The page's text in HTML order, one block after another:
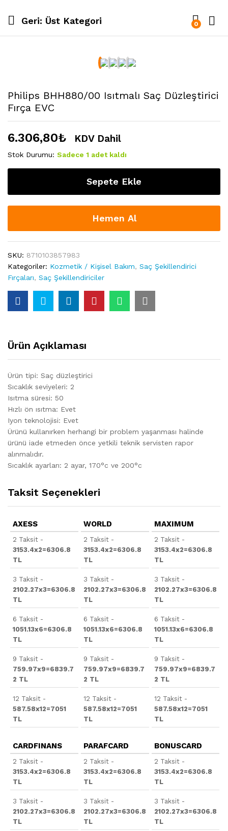
Geri: Üst Kategori 0
Philips BHH880/00 Isıtmalı Saç Düzleştirici
Fırça EVC
6.306,80₺ KDV Dahil
Stok Durumu: Sadece 1 adet kaldı
Sepete Ekle
Hemen Al
SKU: 8710103857983
Kategoriler: Kozmetik / Kişisel Bakım, Saç Şekillendirici
Fırçaları, Saç Şekillendiriciler
Ürün Açıklaması
Ürün tipi: Saç düzleştirici
Sıcaklık seviyeleri: 2
Isıtma süresi: 50
Hızlı ön ısıtma: Evet
Iyon teknolojisi: Evet
Ürünü kullanırken herhangi bir problem yaşanması halinde
ürünü iade etmeden önce yetkili teknik servisten rapor
alınmalıdır.
Sıcaklık ayarları: 2 ayar, 170°c ve 200°c
Taksit Seçenekleri
AXESS
2 Taksit -
3153.4x2=6306.8
TL
3 Taksit -
2102.27x3=6306.8
TL
6 Taksit -
1051.13x6=6306.8
TL
9 Taksit -
759.97x9=6839.7
2 TL
12 Taksit -
587.58x12=7051
TL
WORLD
2 Taksit -
3153.4x2=6306.8
TL
3 Taksit -
2102.27x3=6306.8
TL
6 Taksit -
1051.13x6=6306.8
TL
9 Taksit -
759.97x9=6839.7
2 TL
12 Taksit -
587.58x12=7051
TL
MAXIMUM
2 Taksit -
3153.4x2=6306.8
TL
3 Taksit -
2102.27x3=6306.8
TL
6 Taksit -
1051.13x6=6306.8
TL
9 Taksit -
759.97x9=6839.7
2 TL
12 Taksit -
587.58x12=7051
TL
CARDFINANS
2 Taksit -
3153.4x2=6306.8
TL
3 Taksit -
2102.27x3=6306.8
TL
PARAFCARD
2 Taksit -
3153.4x2=6306.8
TL
3 Taksit -
2102.27x3=6306.8
TL
BONUSCARD
2 Taksit -
3153.4x2=6306.8
TL
3 Taksit -
2102.27x3=6306.8
TL